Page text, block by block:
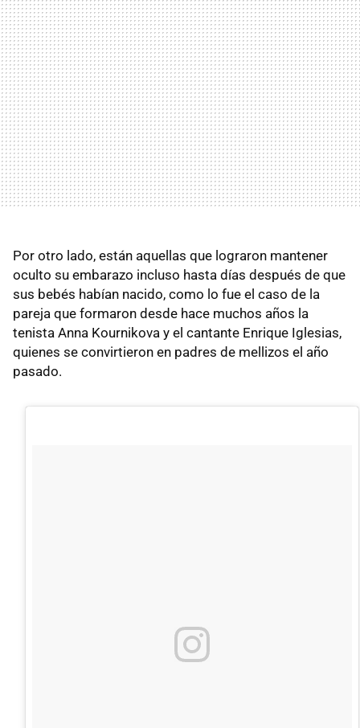
Por otro lado, están aquellas que lograron mantener
oculto su embarazo incluso hasta días después de que
sus bebés habían nacido, como lo fue el caso de la
pareja que formaron desde hace muchos años la
tenista Anna Kournikova y el cantante Enrique Iglesias,
quienes se convirtieron en padres de mellizos el año
pasado.